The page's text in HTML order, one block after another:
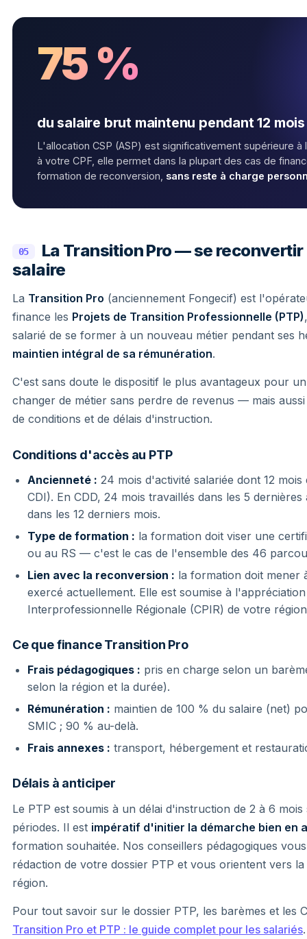
75 %
du salaire brut maintenu pendant 12
L'allocation CSP (ASP) est significativement supérieure à
à votre CPF, elle permet dans la plupart des cas de
formation de reconversion, sans reste à charge
05
La Transition Pro — se
salaire
La Transition Pro (anciennement Fongecif) est
finance les Projets de Transition Professionnelle (PTP)
salarié de se former à un nouveau métier pendant ses
maintien intégral de sa rémunération.
C'est sans doute le dispositif le plus avantageux pour
changer de métier sans perdre de revenus — mais
de conditions et de délais d'instruction.
Conditions d'accès au PTP
Ancienneté : 24 mois d'activité salariée dont 12
CDI). En CDD, 24 mois travaillés dans les 5
dans les 12 derniers mois.
Type de formation : la formation doit viser une
ou au RS — c'est le cas de l'ensemble des 46
Lien avec la reconversion : la formation doit mener
exercé actuellement. Elle est soumise à
Interprofessionnelle Régionale (CPIR) de votre
Ce que finance Transition Pro
Frais pédagogiques : pris en charge selon un
selon la région et la durée).
Rémunération : maintien de 100 % du salaire (net)
SMIC ; 90 % au-delà.
Frais annexes : transport, hébergement et
Délais à anticiper
Le PTP est soumis à un délai d'instruction de 2 à 6
périodes. Il est impératif d'initier la démarche bien en
formation souhaitée. Nos conseillers pédagogiques
rédaction de votre dossier PTP et vous orientent vers
région.
Pour tout savoir sur le dossier PTP, les barèmes et les
Transition Pro et PTP : le guide complet pour les salariés.